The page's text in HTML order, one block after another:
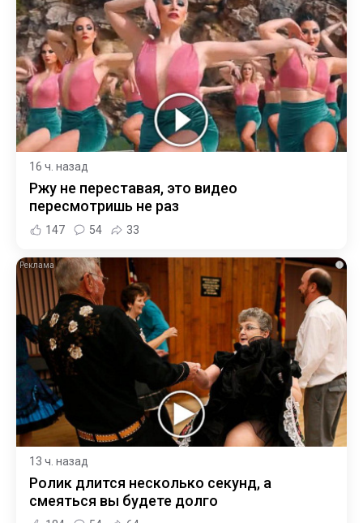
16 ч. назад
Ржу не переставая, это видео
пересмотришь не раз
147 54 33
i
13 ч. назад
Ролик длится несколько секунд, а
смеяться вы будете долго